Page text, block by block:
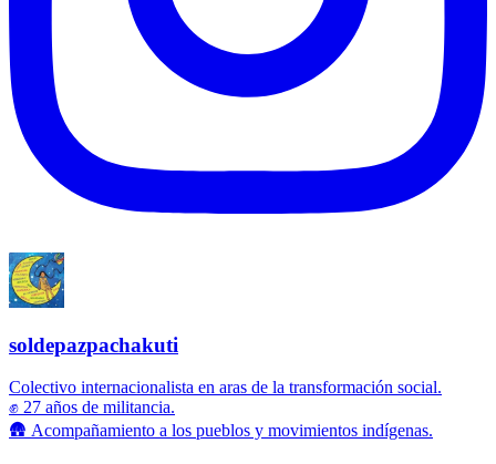
soldepazpachakuti
Colectivo internacionalista en aras de la transformación social.
✊ 27 años de militancia.
🛖 Acompañamiento a los pueblos y movimientos indígenas.